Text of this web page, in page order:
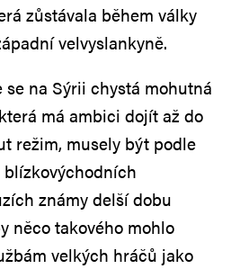
zůstávala během války
velvyslankyně.
se na Sýrii chystá mohutná
má ambici dojít až do
režim, musely být podle
známy delší dobu
něco takového mohlo
velkých hráčů jako